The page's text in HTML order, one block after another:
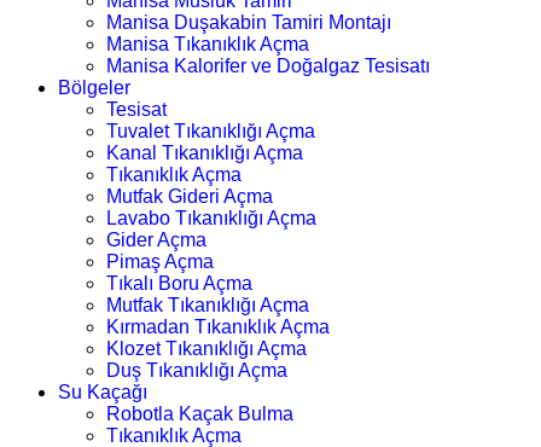
Manisa Duşakabin Tamiri Montajı
Manisa Tıkanıklık Açma
Manisa Kalorifer ve Doğalgaz Tesisatı
Bölgeler
Tesisat
Tuvalet Tıkanıklığı Açma
Kanal Tıkanıklığı Açma
Tıkanıklık Açma
Mutfak Gideri Açma
Lavabo Tıkanıklığı Açma
Gider Açma
Pimaş Açma
Tıkalı Boru Açma
Mutfak Tıkanıklığı Açma
Kırmadan Tıkanıklık Açma
Klozet Tıkanıklığı Açma
Duş Tıkanıklığı Açma
Su Kaçağı
Robotla Kaçak Bulma
Tıkanıklık Açma